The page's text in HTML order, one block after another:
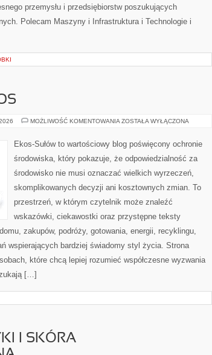
przemysłu i przedsiębiorstw poszukujących
Polecam Maszyny i Infrastruktura i Technologie i
MOŻLIWOŚĆ KOMENTOWANIA CZYTELNICZY
ZOSTAŁA WYŁĄCZONA
Ekos-Sułów to wartościowy blog poświęcony ochronie
środowiska, który pokazuje, że odpowiedzialność za
środowisko nie musi oznaczać wielkich wyrzeczeń,
skomplikowanych decyzji ani kosztownych zmian. To
przestrzeń, w którym czytelnik może znaleźć
wskazówki, ciekawostki oraz przystępne teksty
zakupów, podróży, gotowania, energii, recyklingu,
wspierających bardziej świadomy styl życia. Strona
które chcą lepiej rozumieć współczesne wyzwania
[…]
I SKÓRA